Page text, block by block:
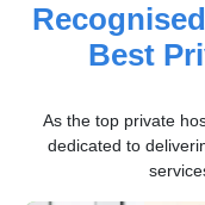
Best
As the top private
dedicated to